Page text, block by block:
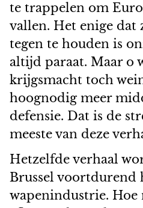
te trappelen om
vallen. Het enige dat
tegen te houden is
altijd paraat. Maar o
krijgsmacht toch
hoognodig meer
defensie. Dat is de
meeste van deze
Hetzelfde verhaal
Brussel voortdurend
wapenindustrie. Hoe